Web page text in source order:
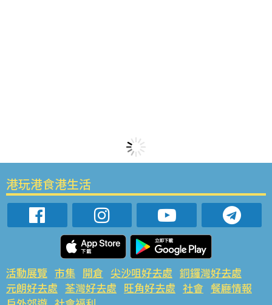
港玩港食港生活
活動展覽 市集 開倉 尖沙咀好去處 銅鑼灣好去處
元朗好去處 荃灣好去處 旺角好去處 社會 餐廳情報